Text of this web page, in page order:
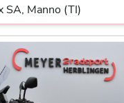
SA, Manno (TI)